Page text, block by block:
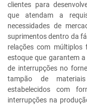
clientes para
que atendam a
necessidades de
suprimentos dentro da
relações com múltiplos
estoque que garantem
de interrupções no
tampão de
estabelecidos com
interrupções na